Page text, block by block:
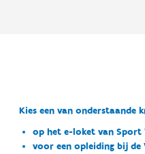
Kies een van onderstaande
op het e-loket van Sport
voor een opleiding bij de